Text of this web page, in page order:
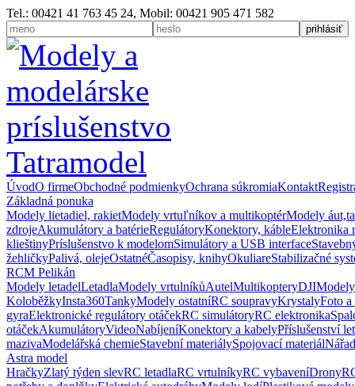
Tel.: 00421 41 763 45 24, Mobil: 00421 905 471 582
ÚvodO firmeObchodné podmienkyOchrana súkromiaKontakt
Základná ponuka
Modely lietadiel, rakietModely vrtuľníkov a multikoptérModely
zdrojeAkumulátory a batérieRegulátoryKonektory, kábleElektronika
klieštinyPríslušenstvo k modelomSimulátory a USB interface
žehličkyPalivá, olejeOstatnéČasopisy, knihyOkuliareStabilizačné
RCM Pelikán
Modely letadelLetadlaModely vrtulníkůAutelMultikopteryDJI
KoloběžkyInsta360TankyModely ostatníRC soupravyKrystalyFoto
gyraElektronické regulátory otáčekRC simulátoryRC elektronika
otáčekAkumulátoryVideoNabíjeníKonektory a kabelyPříslušenství
mazivaModelářská chemieStavební materiálySpojovací materiál
Astra model
HračkyZlatý týden slevRC letadlaRC vrtulníkyRC vybaveníDrony